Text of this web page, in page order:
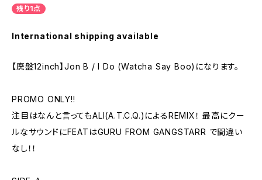
残り1点
International shipping available
【廃盤12inch】Jon B / I Do (Watcha Say Boo)になります。
PROMO ONLY!!
注目はなんと言ってもALI(A.T.C.Q.)によるREMIX！ 最高にクー
ルなサウンドにFEATはGURU FROM GANGSTARR で間違い
なし！！